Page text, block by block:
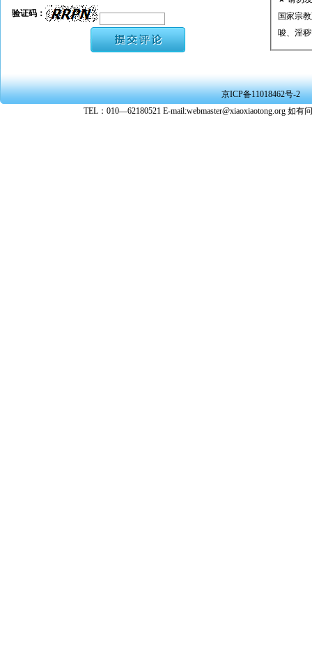
国家宗
唆、淫
★ 承担
★ 在本
转载、
★ 参与
验证码：
京ICP备11018462号-2
TEL：010—62180521 E-mail:webmaster@xiaoxiaotong.org 如